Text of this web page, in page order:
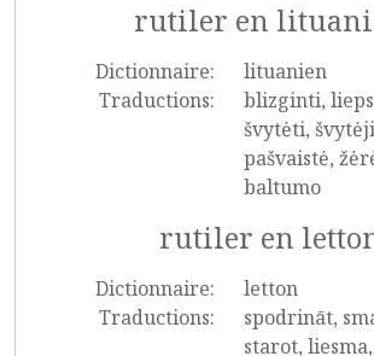
rutiler en
Dictionnaire:
lituanien
Traductions:
blizginti,
švytėti,
pašvaistė,
baltumo
rutiler en
Dictionnaire:
letton
Traductions:
spodrināt,
starot,